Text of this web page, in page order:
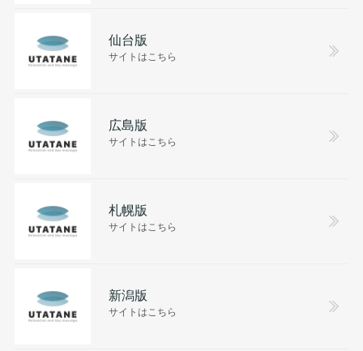
仙台版
サイトはこちら
広島版
サイトはこちら
札幌版
サイトはこちら
新潟版
サイトはこちら